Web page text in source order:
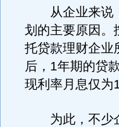
从企业来说，
划的主要原因。
托贷款理财企业
后，1年期的贷
现利率月息仅
为此，不少企